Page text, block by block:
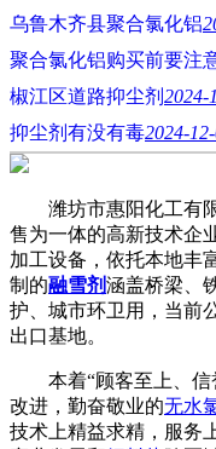
乌鲁木齐县聚合氯化铝
聚合氯化铝购买前要注
椒江区道路抑尘剂 2024-
抑尘剂有没有毒2024-
潍坊市惠阳化工有限
售为一体的高新技术企
加工设备，依托本地丰
制的融雪剂涵盖桥梁、
护、城市环卫用，当前
出口基地。
本着“顾客至上、信
改进，勤奋敬业的无水
技术上精益求精，服务